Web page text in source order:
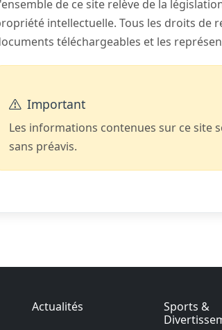
de ce site relève de la
intellectuelle. Tous les droits de
téléchargeables et les
Important
Les informations contenues sur ce site
sans préavis.
Actualités
Sports &